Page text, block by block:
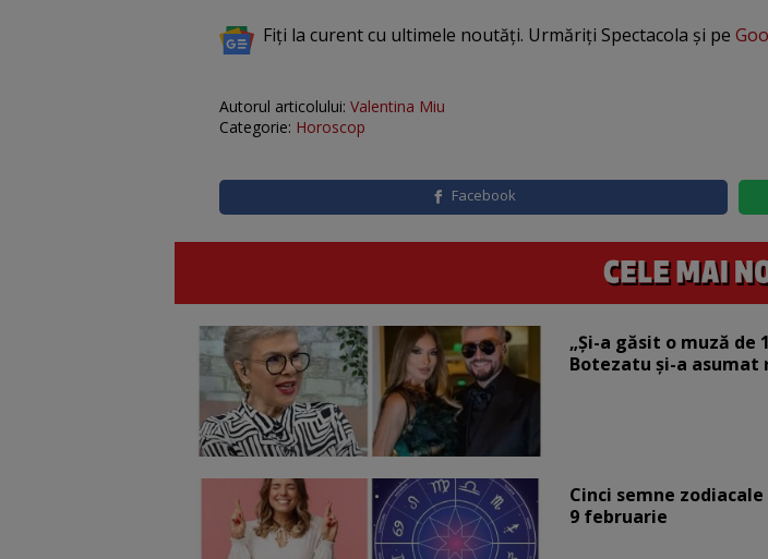
Fiți la curent cu ultimele noutăți. Urmăriți Spectacola și pe
Autorul articolului: Valentina Miu
Categorie: Horoscop
Facebook
„Și-a găsit o muză de
Botezatu și-a asumat
Cinci semne
9 februarie